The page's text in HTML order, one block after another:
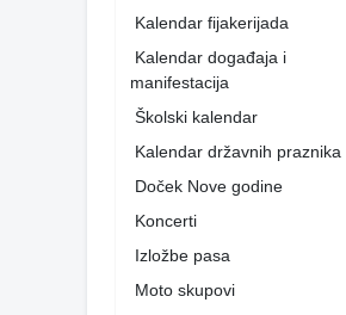
Kalendar fijakerijada
Kalendar događaja i
manifestacija
Školski kalendar
Kalendar državnih praznika
Doček Nove godine
Koncerti
Izložbe pasa
Moto skupovi